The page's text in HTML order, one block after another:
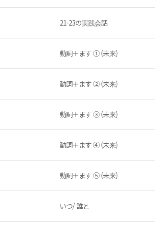
21-23の実践会話
動詞＋ます ① (未来)
動詞＋ます ② (未来)
動詞＋ます ③ (未来)
動詞＋ます ④ (未来)
動詞＋ます ⑤ (未来)
いつ/ 誰と